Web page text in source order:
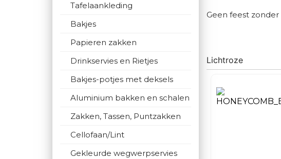
Tafelaankleding
Bakjes
Papieren zakken
Drinkservies en Rietjes
Bakjes-potjes met deksels
Aluminium bakken en schalen
Zakken, Tassen, Puntzakken
Cellofaan/Lint
Gekleurde wegwerpservies
Geen feest zonder
Lichtroze